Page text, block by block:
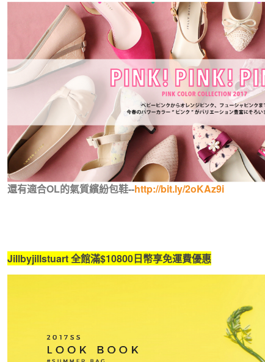
還有適合OL的氣質繽紛包鞋--http://bit.ly/2oKAz9i
Jillbyjillstuart 全館滿$10800日幣享免運費優惠